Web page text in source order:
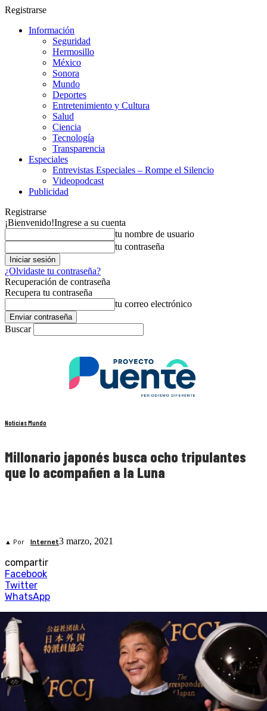
Registrarse
Información
Seguridad
Hermosillo
México
Sonora
Mundo
Deportes
Entretenimiento y Cultura
Salud
Ciencia
Tecnología
Transparencia
Especiales
Entrevistas Especiales – Rompe el Silencio
Videopodcast
Publicidad
Registrarse
¡Bienvenido!Ingrese a su cuenta
tu nombre de usuario
tu contraseña
¿Olvidaste tu contraseña?
Recuperación de contraseña
Recupera tu contraseña
tu correo electrónico
Buscar
Noticias Mundo
Millonario japonés busca ocho tripulantes
que lo acompañen a la Luna
▲ Por Internet3 marzo, 2021
compartir
Facebook
Twitter
WhatsApp